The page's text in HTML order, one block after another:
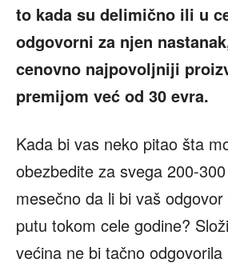
to kada su delimično ili u
odgovorni za njen
cenovno najpovoljniji
premijom već od 30 evra.
Kada bi vas neko pitao šta
obezbedite za svega 200-
mesečno da li bi vaš
putu tokom cele godine?
većina ne bi tačno